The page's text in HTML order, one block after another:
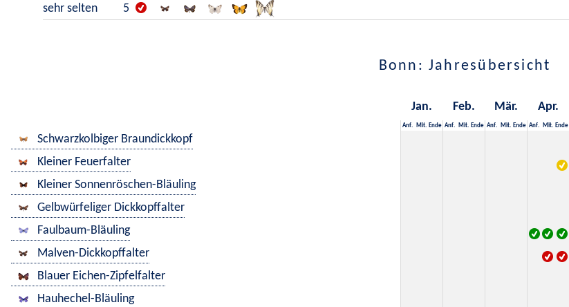
sehr selten
5
Bonn: Jahresübersicht
Jan. Feb. Mär. Apr.
Anf. Mit. Ende Anf. Mit. Ende Anf. Mit. Ende Anf. Mit. Ende
Schwarzkolbiger Braundickkopf
Kleiner Feuerfalter
Kleiner Sonnenröschen-Bläuling
Gelbwürfeliger Dickkopffalter
Faulbaum-Bläuling
Malven-Dickkopffalter
Blauer Eichen-Zipfelfalter
Hauhechel-Bläuling